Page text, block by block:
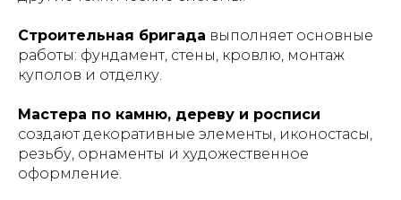
Строительная бригада выполняет основные
работы: фундамент, стены, кровлю, монтаж
куполов и отделку.
Мастера по камню, дереву и росписи
создают декоративные элементы, иконостасы,
резьбу, орнаменты и художественное
оформление.